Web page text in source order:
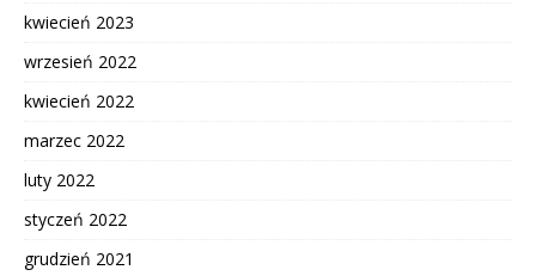
kwiecień 2023
wrzesień 2022
kwiecień 2022
marzec 2022
luty 2022
styczeń 2022
grudzień 2021